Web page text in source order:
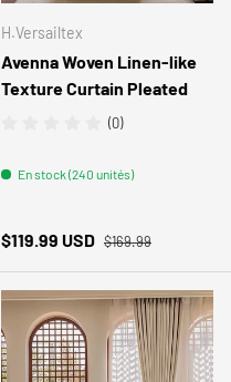
H.Versailtex
Avenna Woven Linen-like
Texture Curtain Pleated
(0)
En stock (240 unités)
Prix soldé
$119.99 USD Prix habituel
$169.99